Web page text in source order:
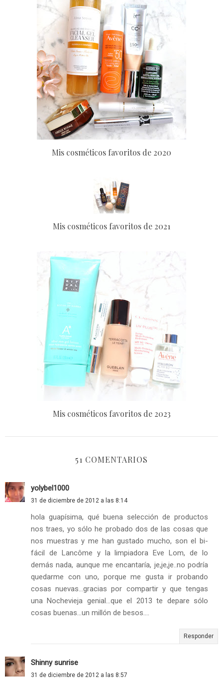
Mis cosméticos favoritos de 2020
Mis cosméticos favoritos de 2021
Mis cosméticos favoritos de 2023
51 COMENTARIOS
yolybel1000
31 de diciembre de 2012 a las 8:14
hola guapísima, qué buena selección de productos
nos traes, yo sólo he probado dos de las cosas que
nos muestras y me han gustado mucho, son el bi-
fácil de Lancôme y la limpiadora Eve Lom, de lo
demás nada, aunque me encantaría, je,je,je..no podría
quedarme con uno, porque me gusta ir probando
cosas nuevas...gracias por compartir y que tengas
una Nochevieja genial...que el 2013 te depare sólo
cosas buenas...un millón de besos....
Responder
Shinny sunrise
31 de diciembre de 2012 a las 8:57